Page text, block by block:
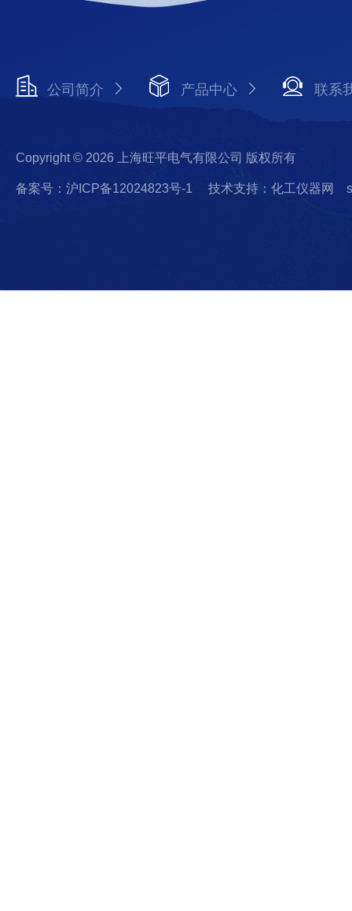
公司简介 产品中心 联系
Copyright © 2026 上海旺平电气有限公司 版权所有
备案号：沪ICP备12024823号-1 技术支持：化工仪器网